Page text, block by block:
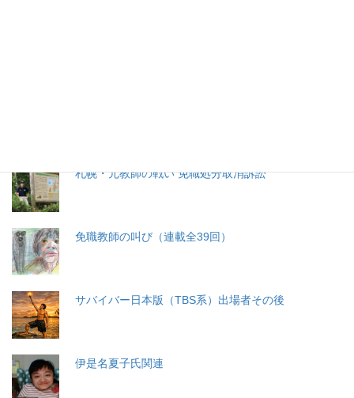
札幌・元教師の戦い 免職処分取消訴訟
免職教師の叫び（連載全39回）
サバイバー日本版（TBS系）出場者その後
伊是名夏子氏関連